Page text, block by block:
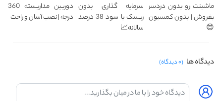
ماشینت رو بدون دردسر
بفروش | بدون کمسیون
😍
سرمایه گذاری بدون
ریسک با سود 38 درصد
سالانه📈
دوربین مداربسته 360
درجه | نصب آسان و راحت
دیدگاه ها (۰ دیدگاه)